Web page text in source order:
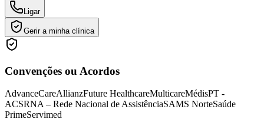
Ligar
Gerir a minha clínica
Convenções ou Acordos
AdvanceCareAllianzFuture HealthcareMulticareMédisPT -
ACSRNA – Rede Nacional de AssistênciaSAMS NorteSaúde
PrimeServimed